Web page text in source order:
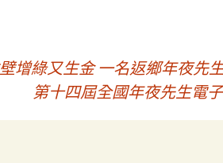
增綠又生金 一名返鄉年夜先
第十四屆全國年夜先生電